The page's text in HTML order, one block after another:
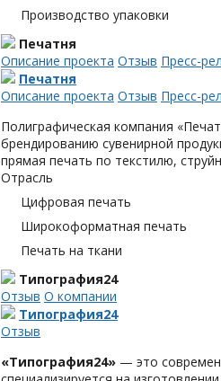
Производство упаковки
Печатня
Описание проекта Отзыв Пресс-
Печатня
Описание проекта Отзыв Пресс-
Полиграфическая компания
брендированию сувенирной
прямая печать по текстилю,
Отрасль
Цифровая печать
Широкоформатная печать
Печать на ткани
Типография24
Отзыв О компании
Типография24
Отзыв
«Типография24» — это